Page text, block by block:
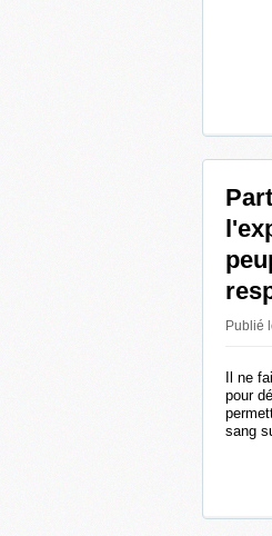
Publié
Il ne
pour
sang